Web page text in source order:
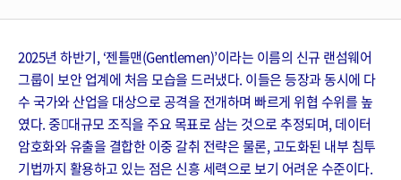
2025년 하반기, ‘젠틀맨(Gentlemen)’이라는 이름의 신규 랜섬웨어
그룹이 보안 업계에 처음 모습을 드러냈다. 이들은 등장과 동시에 다
수 국가와 산업을 대상으로 공격을 전개하며 빠르게 위협 수위를 높
였다. 중대규모 조직을 주요 목표로 삼는 것으로 추정되며, 데이터
암호화와 유출을 결합한 이중 갈취 전략은 물론, 고도화된 내부 침투
기법까지 활용하고 있는 점은 신흥 세력으로 보기 어려운 수준이다.